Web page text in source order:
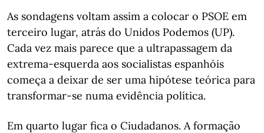
As sondagens voltam assim a colocar o PSOE em
terceiro lugar, atrás do Unidos Podemos (UP).
Cada vez mais parece que a ultrapassagem da
extrema-esquerda aos socialistas espanhóis
começa a deixar de ser uma hipótese teórica para
transformar-se numa evidência política.
Em quarto lugar fica o Ciudadanos. A formação